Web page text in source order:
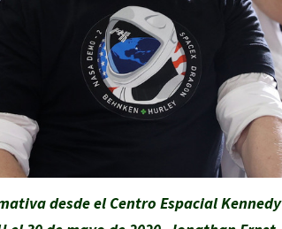
desde el Centro Espacial Kennedy